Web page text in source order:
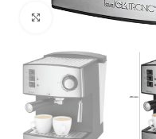
Cliquez pour agrandir